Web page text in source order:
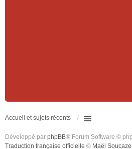
Accueil et sujets récents
Développé par phpBB® Forum Software ©
Traduction française officielle © Maël Soucaze